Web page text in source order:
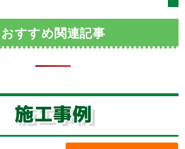
おすすめ関連記事
施工事例